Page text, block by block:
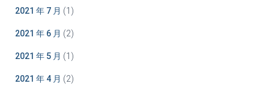
2021 年 7 月 (1)
2021 年 6 月 (2)
2021 年 5 月 (1)
2021 年 4 月 (2)